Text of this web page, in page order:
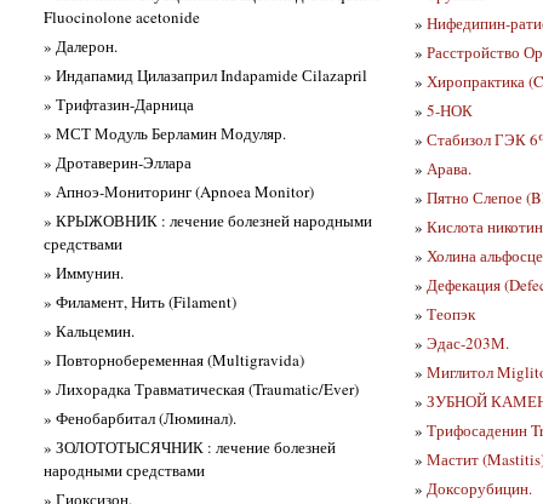
Fluocinolone acetonide
» Далерон.
» Индапамид Цилазаприл Indapamide Сilazapril
» Трифтазин-Дарница
» МСТ Модуль Берламин Модуляр.
» Дротаверин-Эллара
» Апноэ-Мониторинг (Apnoea Monitor)
» КРЫЖОВНИК : лечение болезней народными
средствами
» Иммунин.
» Филамент, Нить (Filament)
» Кальцемин.
» Повторнобеременная (Multigravida)
» Лихорадка Травматическая (Traumatic/Ever)
» Фенобарбитал (Люминал).
» ЗОЛОТОТЫСЯЧНИК : лечение болезней
народными средствами
» Гиоксизон.
» Нифедипин-
» Расстройство
» Хиропрактика
» 5-НОК
» Стабизол ГЭК
» Арава.
» Пятно Слепое
» Кислота
» Холина
» Дефекация
» Теопэк
» Эдас-203М.
» Миглитол
» ЗУБНОЙ
» Трифосаденин
» Мастит
» Доксорубицин.